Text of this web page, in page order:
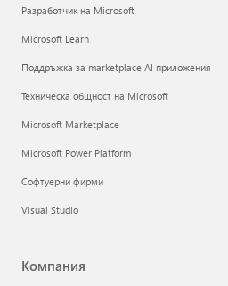
Разработчик на Microsoft
Microsoft Learn
Поддръжка за marketplace AI приложения
Техническа общност на Microsoft
Microsoft Marketplace
Microsoft Power Platform
Софтуерни фирми
Visual Studio
Компания